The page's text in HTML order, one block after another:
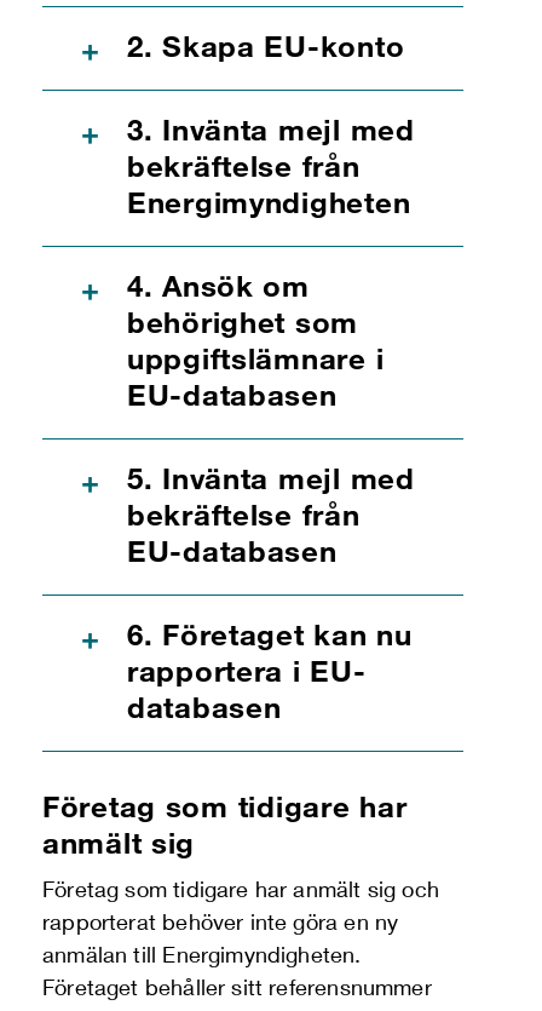
+ 2. Skapa EU-konto
+
3. Invänta mejl med
bekräftelse från
Energimyndigheten
+
4. Ansök om
behörighet som
uppgiftslämnare i
EU-databasen
+
5. Invänta mejl med
bekräftelse från
EU-databasen
+
6. Företaget kan nu
rapportera i EU-
databasen
Företag som tidigare har
anmält sig
Företag som tidigare har anmält sig och
rapporterat behöver inte göra en ny
anmälan till Energimyndigheten.
Företaget behåller sitt referensnummer